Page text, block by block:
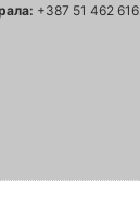
+387 51 462 616